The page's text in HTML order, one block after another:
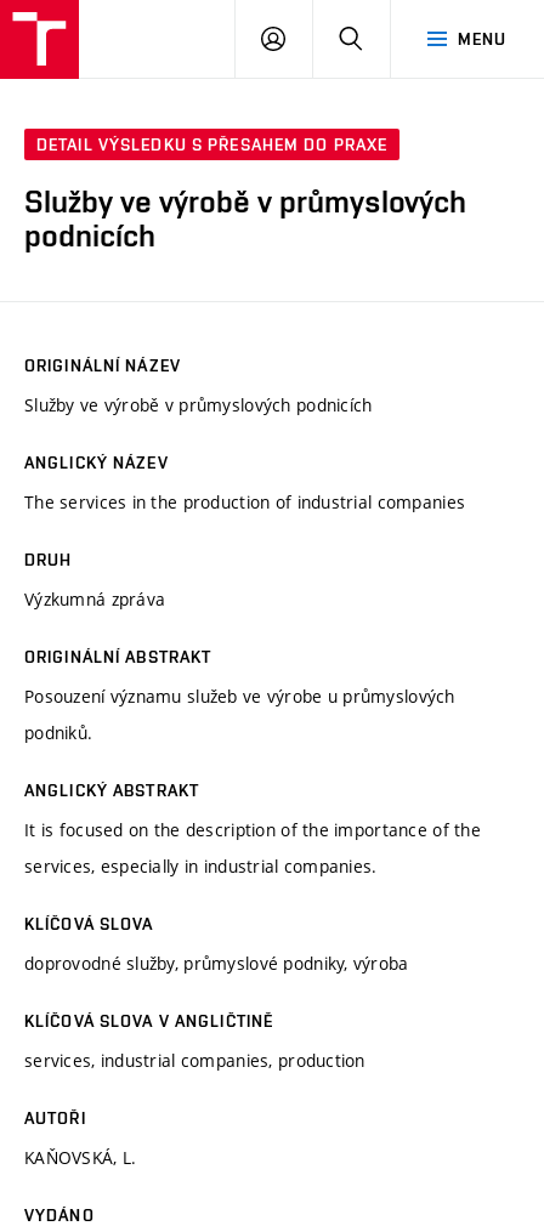
MENU
PŘIHLÁSIT
DETAIL VÝSLEDKU S PŘESAHEM DO PRAXE
Služby ve výrobě v průmyslových
podnicích
ORIGINÁLNÍ NÁZEV
Služby ve výrobě v průmyslových podnicích
ANGLICKÝ NÁZEV
The services in the production of industrial companies
DRUH
Výzkumná zpráva
ORIGINÁLNÍ ABSTRAKT
Posouzení významu služeb ve výrobe u průmyslových
podniků.
ANGLICKÝ ABSTRAKT
It is focused on the description of the importance of the
services, especially in industrial companies.
KLÍČOVÁ SLOVA
doprovodné služby, průmyslové podniky, výroba
KLÍČOVÁ SLOVA V ANGLIČTINĚ
services, industrial companies, production
AUTOŘI
KAŇOVSKÁ, L.
VYDÁNO